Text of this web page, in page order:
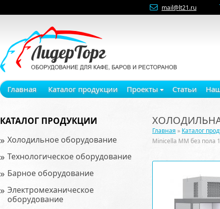
mail@lt21.ru
Главная Каталог продукции Проекты Статьи
КАТАЛОГ ПРОДУКЦИИ
» Холодильное оборудование
» Технологическое оборудование
» Барное оборудование
» Электромеханическое
оборудование
Главная » Каталог
Мinicellа ММ без пола